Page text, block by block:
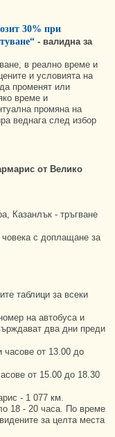
30% при
- валидна за
в реално време и
и условията на
променят или
време и
промяна на
веднага след избор
от Велико
Казанлък - тръгване
с доплащане за
таблици за всеки
на автобуса и
два дни преди
часове от 13.00 до
от 15.00 до 18.30
- 1 077 км.
18 - 20 часа. По време
за целта места